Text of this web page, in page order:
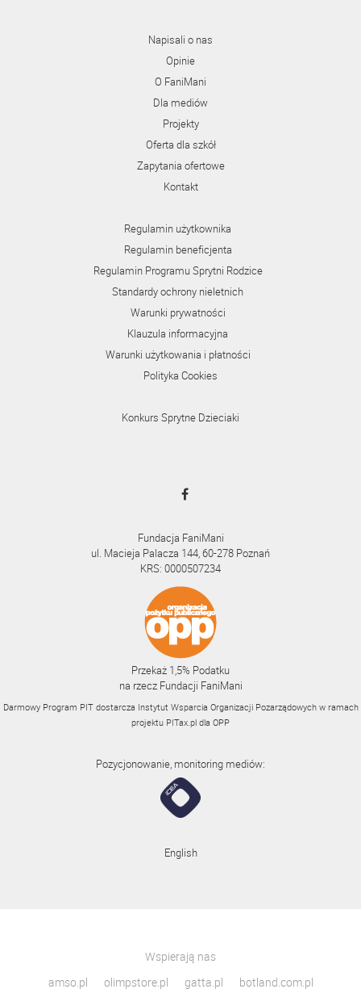
Napisali o nas
Opinie
O FaniMani
Dla mediów
Projekty
Oferta dla szkół
Zapytania ofertowe
Kontakt
Regulamin użytkownika
Regulamin beneficjenta
Regulamin Programu Sprytni Rodzice
Standardy ochrony nieletnich
Warunki prywatności
Klauzula informacyjna
Warunki użytkowania i płatności
Polityka Cookies
Konkurs Sprytne Dzieciaki
Fundacja FaniMani
ul. Macieja Palacza 144, 60-278 Poznań
KRS: 0000507234
Przekaż 1,5% Podatku
na rzecz Fundacji FaniMani
Darmowy Program PIT dostarcza Instytut Wsparcia Organizacji Pozarządowych w ramach
projektu PITax.pl dla OPP
Pozycjonowanie, monitoring mediów:
English
Wspierają nas
amso.pl
olimpstore.pl gatta.pl botland.com.pl